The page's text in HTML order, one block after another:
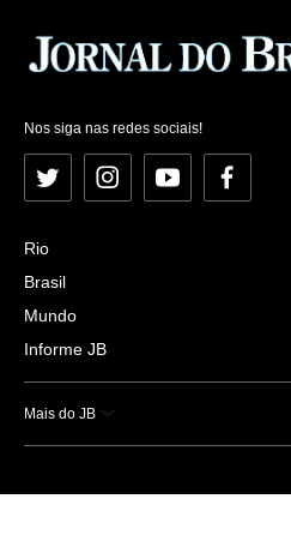
Nos siga nas redes sociais!
Twitter InstagramYouTubeFacebook
Rio
Brasil
Mundo
Informe JB
Mais do JB
Esportes